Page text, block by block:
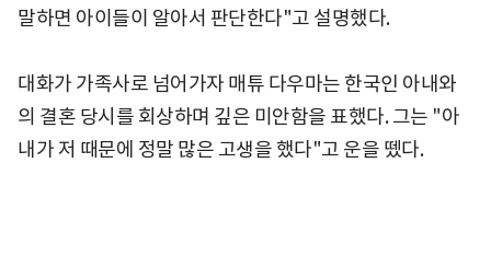
말하면 아이들이 알아서 판단한다"고 설명했다.
대화가 가족사로 넘어가자 매튜 다우마는 한국인 아내와
의 결혼 당시를 회상하며 깊은 미안함을 표했다. 그는 "아
내가 저 때문에 정말 많은 고생을 했다"고 운을 뗐다.